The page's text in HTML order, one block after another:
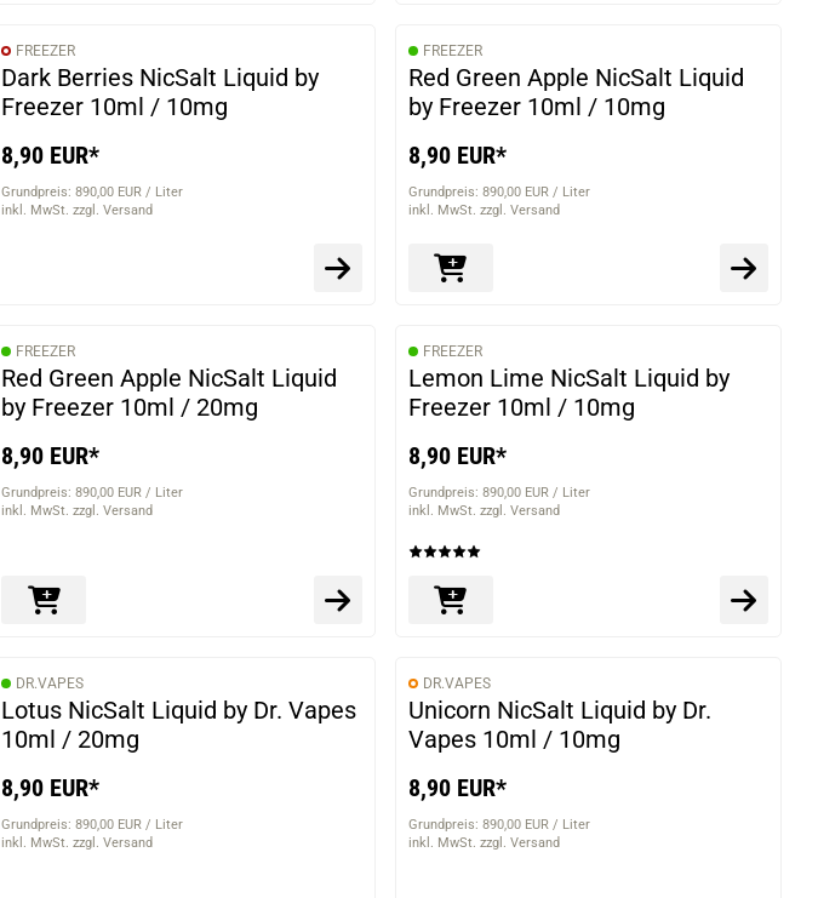
FREEZER
Dark Berries NicSalt Liquid by
Freezer 10ml / 10mg
8,90 EUR*
Grundpreis: 890,00 EUR / Liter
inkl. MwSt. zzgl. Versand
FREEZER
Red Green Apple NicSalt Liquid
by Freezer 10ml / 10mg
8,90 EUR*
Grundpreis: 890,00 EUR / Liter
inkl. MwSt. zzgl. Versand
FREEZER
Red Green Apple NicSalt Liquid
by Freezer 10ml / 20mg
8,90 EUR*
Grundpreis: 890,00 EUR / Liter
inkl. MwSt. zzgl. Versand
FREEZER
Lemon Lime NicSalt Liquid by
Freezer 10ml / 10mg
8,90 EUR*
Grundpreis: 890,00 EUR / Liter
inkl. MwSt. zzgl. Versand
DR.VAPES
Lotus NicSalt Liquid by Dr. Vapes
10ml / 20mg
8,90 EUR*
Grundpreis: 890,00 EUR / Liter
inkl. MwSt. zzgl. Versand
DR.VAPES
Unicorn NicSalt Liquid by Dr.
Vapes 10ml / 10mg
8,90 EUR*
Grundpreis: 890,00 EUR / Liter
inkl. MwSt. zzgl. Versand